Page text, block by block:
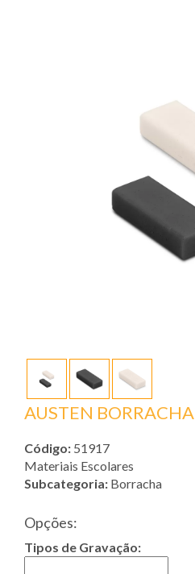
AUSTEN BORRACHA
Código: 51917
Materiais Escolares
Subcategoria: Borracha
Opções:
Tipos de Gravação: